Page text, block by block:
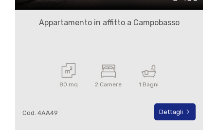
Appartamento in affitto a Campobasso
80 mq 2 Camere 1 Bagni
Cod. 4AA49 Dettagli